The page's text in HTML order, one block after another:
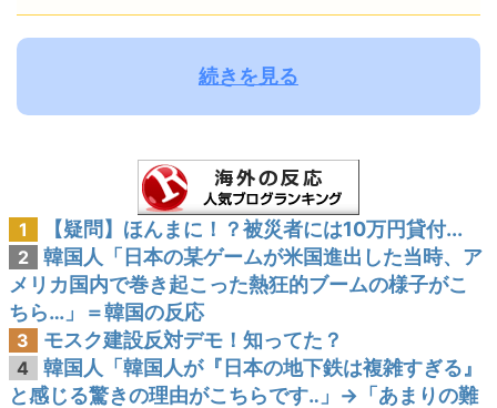
続きを見る
1 【疑問】ほんまに！？被災者には10万円貸付...
2
韓国人「日本の某ゲームが米国進出した当時、ア
メリカ国内で巻き起こった熱狂的ブームの様子がこ
ちら…」＝韓国の反応
3 モスク建設反対デモ！知ってた？
4
韓国人「韓国人が『日本の地下鉄は複雑すぎる』
と感じる驚きの理由がこちらです‥」→「あまりの難